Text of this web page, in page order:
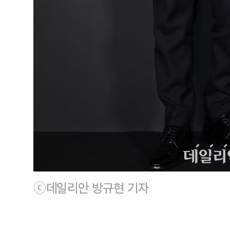
ⓒ데일리안 방규현 기자